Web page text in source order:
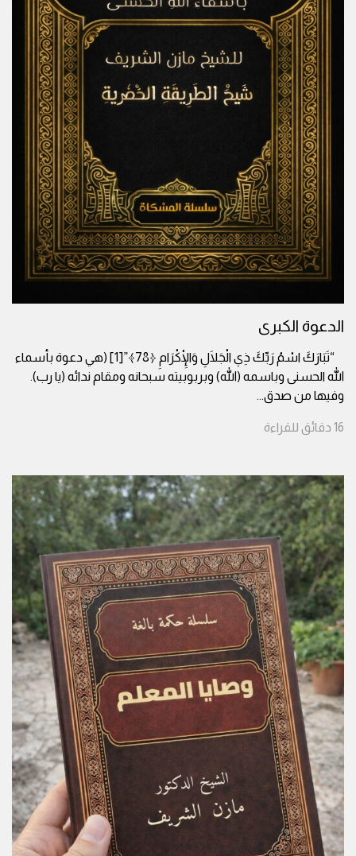
الدعوة الكبرى
“تَبَارَكَ اسْمُ رَبِّكَ ذِي الْجَلَالِ وَالْإِكْرَامِ ﴿78﴾”[1] (هي دعوة بأسماء
الله الحسنى وباسمه (الله) وبربوبيته سبحانه ومقام ندائه (يا رب).
وفيها من صدق...
16 دقائق للقراءة